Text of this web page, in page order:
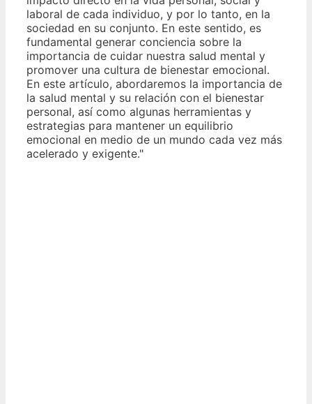
laboral de cada individuo, y por lo tanto, en la
sociedad en su conjunto. En este sentido, es
fundamental generar conciencia sobre la
importancia de cuidar nuestra salud mental y
promover una cultura de bienestar emocional.
En este artículo, abordaremos la importancia de
la salud mental y su relación con el bienestar
personal, así como algunas herramientas y
estrategias para mantener un equilibrio
emocional en medio de un mundo cada vez más
acelerado y exigente."